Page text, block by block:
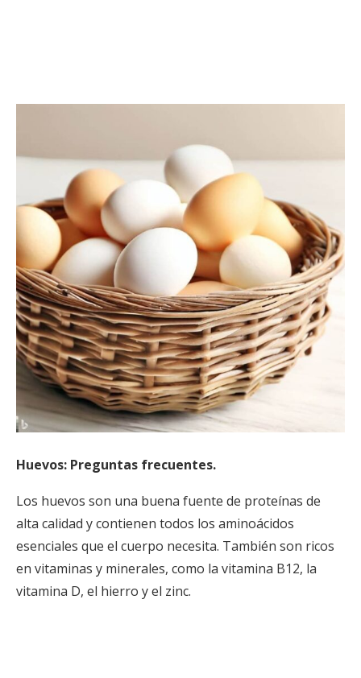
Huevos: Preguntas frecuentes.
Los huevos son una buena fuente de proteínas de
alta calidad y contienen todos los aminoácidos
esenciales que el cuerpo necesita. También son ricos
en vitaminas y minerales, como la vitamina B12, la
vitamina D, el hierro y el zinc.